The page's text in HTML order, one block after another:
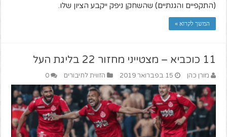
(התקפיים והגנתיים) שהשחקן ניפק ייקבע הציון שלו.
המשך לקרוא »
11 כוכביא – מצטייני מחזור 22 בליגת העל
מורן כהן 15 בפברואר 2019 הזווית לחיבורים 0